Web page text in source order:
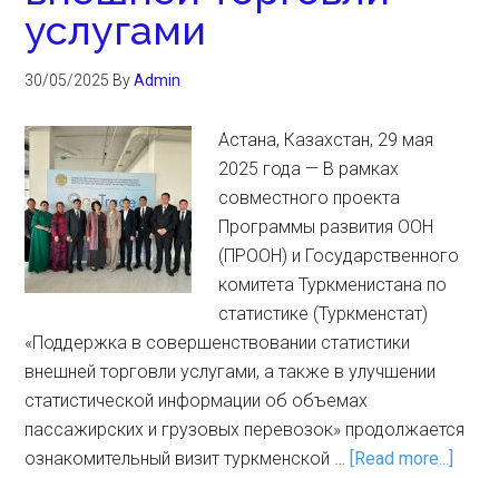
услугами
30/05/2025 ByAdmin
Астана, Казахстан, 29 мая
2025 года — В рамках
совместного проекта
Программы развития ООН
(ПРООН) и Государственного
комитета Туркменистана по
статистике (Туркменстат)
«Поддержка в совершенствовании статистики
внешней торговли услугами, а также в улучшении
статистической информации об объемах
пассажирских и грузовых перевозок» продолжается
ознакомительный визит туркменской … [Read more...]